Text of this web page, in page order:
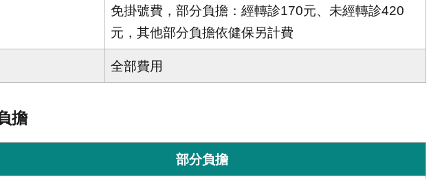
免掛號費，部分負擔：經轉診170元、未經轉診420
元，其他部分負擔依健保另計費
全部費用
部分負擔
擔